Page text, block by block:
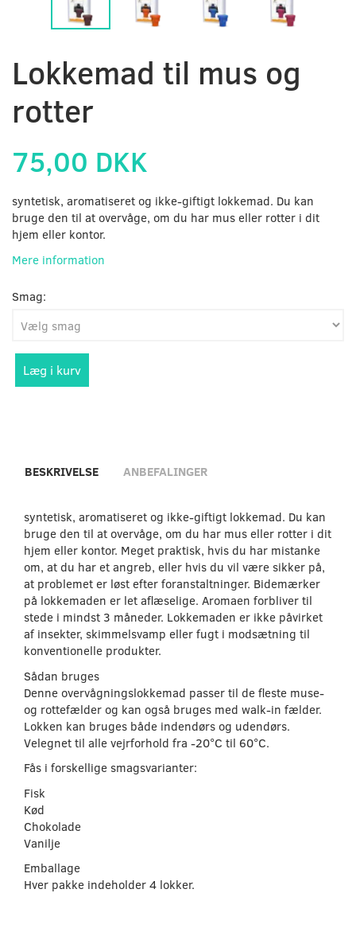
Lokkemad til mus og
rotter
75,00 DKK
syntetisk, aromatiseret og ikke-giftigt lokkemad. Du kan
bruge den til at overvåge, om du har mus eller rotter i dit
hjem eller kontor.
Mere information
Smag:
Læg i kurv
BESKRIVELSE ANBEFALINGER
syntetisk, aromatiseret og ikke-giftigt lokkemad. Du kan
bruge den til at overvåge, om du har mus eller rotter i dit
hjem eller kontor. Meget praktisk, hvis du har mistanke
om, at du har et angreb, eller hvis du vil være sikker på,
at problemet er løst efter foranstaltninger. Bidemærker
på lokkemaden er let aflæselige. Aromaen forbliver til
stede i mindst 3 måneder. Lokkemaden er ikke påvirket
af insekter, skimmelsvamp eller fugt i modsætning til
konventionelle produkter.
Sådan bruges
Denne overvågningslokkemad passer til de fleste muse-
og rottefælder og kan også bruges med walk-in fælder.
Lokken kan bruges både indendørs og udendørs.
Velegnet til alle vejrforhold fra -20°C til 60°C.
Fås i forskellige smagsvarianter:
Fisk
Kød
Chokolade
Vanilje
Emballage
Hver pakke indeholder 4 lokker.